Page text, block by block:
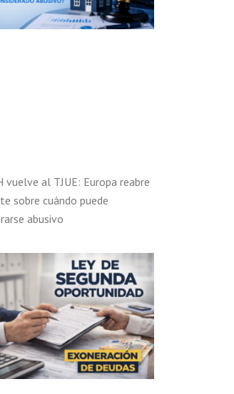
vuelve al TJUE: Europa reabre
sobre cuándo puede
abusivo